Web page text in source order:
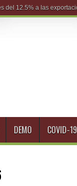
DEMO COVID-19